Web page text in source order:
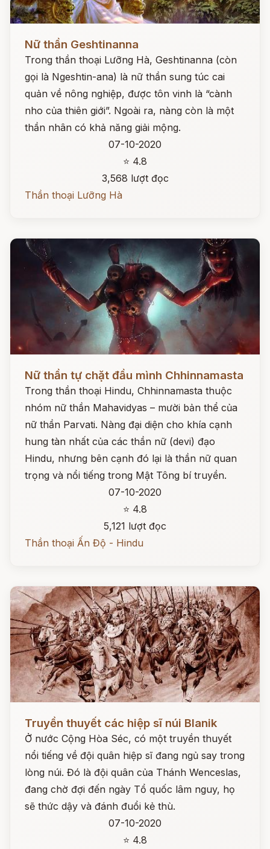
Nữ thần Geshtinanna
Trong thần thoại Lưỡng Hà, Geshtinanna (còn
gọi là Ngeshtin-ana) là nữ thần sung túc cai
quản về nông nghiệp, được tôn vinh là “cành
nho của thiên giới”. Ngoài ra, nàng còn là một
thần nhân có khả năng giải mộng.
07-10-2020
⭐ 4.8
3,568 lượt đọc
Thần thoại Lưỡng Hà
Nữ thần tự chặt đầu mình Chhinnamasta
Trong thần thoại Hindu, Chhinnamasta thuộc
nhóm nữ thần Mahavidyas – mười bản thể của
nữ thần Parvati. Nàng đại diện cho khía cạnh
hung tàn nhất của các thần nữ (devi) đạo
Hindu, nhưng bên cạnh đó lại là thần nữ quan
trọng và nổi tiếng trong Mật Tông bí truyền.
07-10-2020
⭐ 4.8
5,121 lượt đọc
Thần thoại Ấn Độ - Hindu
Đọc ngay
Truyền thuyết các hiệp sĩ núi Blanik
Ở nước Cộng Hòa Séc, có một truyền thuyết
nổi tiếng về đội quân hiệp sĩ đang ngủ say trong
lòng núi. Đó là đội quân của Thánh Wenceslas,
đang chờ đợi đến ngày Tổ quốc lâm nguy, họ
sẽ thức dậy và đánh đuổi kẻ thù.
07-10-2020
⭐ 4.8